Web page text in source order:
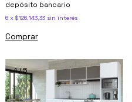
depósito bancario
6 x $126.143,33 sin interés
1/5